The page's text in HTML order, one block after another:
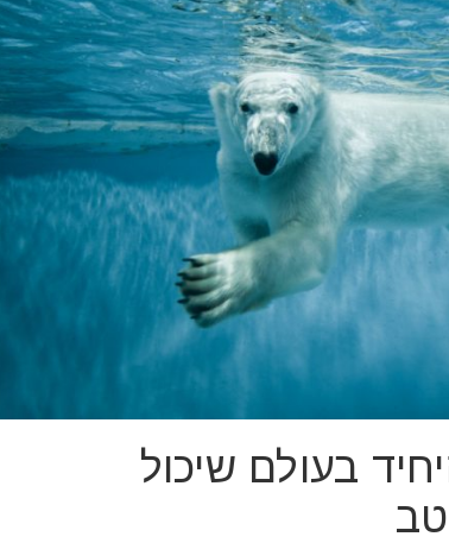
בעולם שיכול